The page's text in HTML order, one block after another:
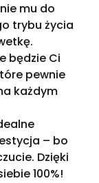
mu do
trybu życia
będzie Ci
pewnie
każdym
– bo
Dzięki
100%!